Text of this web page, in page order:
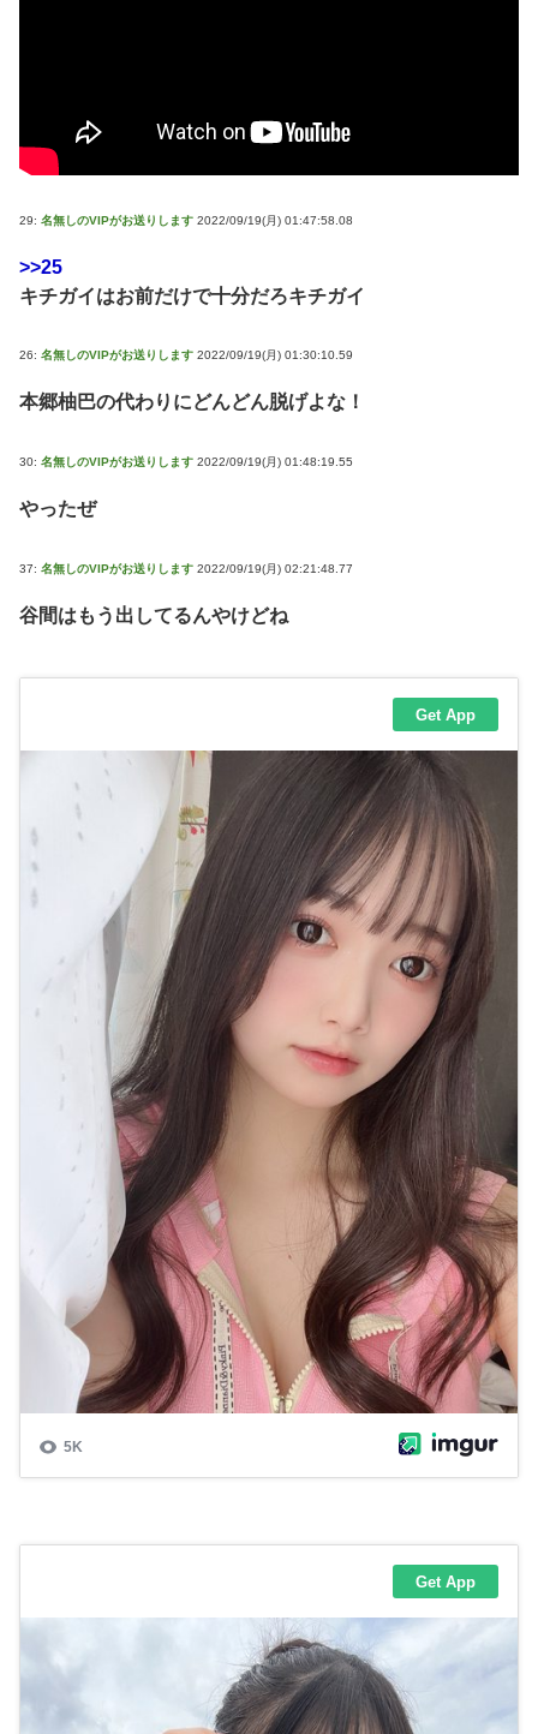
29: 名無しのVIPがお送りします 2022/09/19(月) 01:47:58.08
>>25
キチガイはお前だけで十分だろキチガイ
26: 名無しのVIPがお送りします 2022/09/19(月) 01:30:10.59
本郷柚巴の代わりにどんどん脱げよな！
30: 名無しのVIPがお送りします 2022/09/19(月) 01:48:19.55
やったぜ
37: 名無しのVIPがお送りします 2022/09/19(月) 02:21:48.77
谷間はもう出してるんやけどね